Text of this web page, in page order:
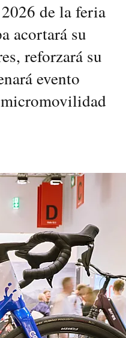
de la feria
acortará su
reforzará su
evento